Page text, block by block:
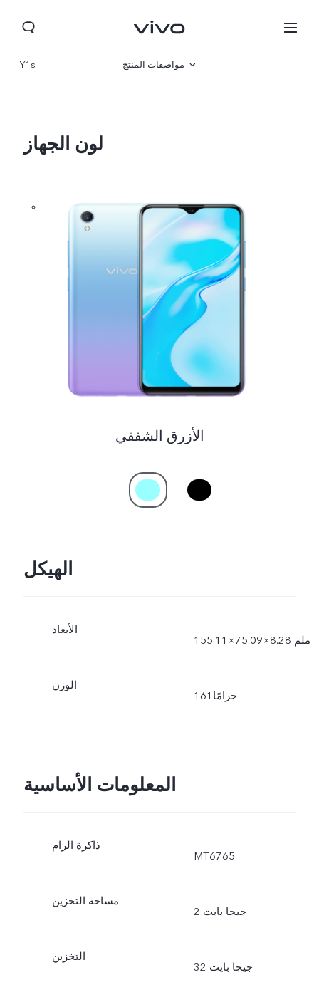
Lebanon | حدد البلد/المنطقة
Y1s مواصفات المنتج
لون الجهاز
الأزرق الشفقي
الهيكل
الأبعاد
الوزن
161جرامًا‬‬‬
المعلومات الأساسية
ذاكرة الرام
MT6765
مساحة التخزين
2 جيجا بايت
التخزين
32 جيجا بايت